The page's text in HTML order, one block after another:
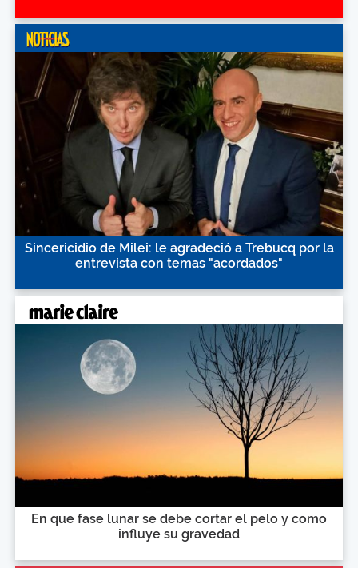
Sincericidio de Milei: le agradeció a Trebucq por la
entrevista con temas "acordados"
En que fase lunar se debe cortar el pelo y como
influye su gravedad